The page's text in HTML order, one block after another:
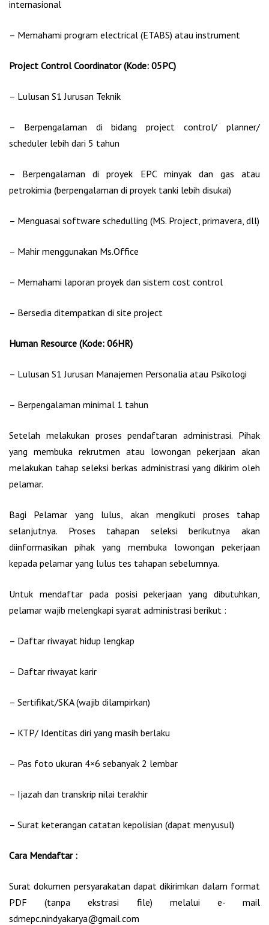
internasional
– Memahami program electrical (ETABS) atau instrument
Project Control Coordinator (Kode: 05PC)
– Lulusan S1 Jurusan Teknik
– Berpengalaman di bidang project control/ planner/
scheduler lebih dari 5 tahun
– Berpengalaman di proyek EPC minyak dan gas atau
petrokimia (berpengalaman di proyek tanki lebih disukai)
– Menguasai software schedulling (MS. Project, primavera, dll)
– Mahir menggunakan Ms.Office
– Memahami laporan proyek dan sistem cost control
– Bersedia ditempatkan di site project
Human Resource (Kode: 06HR)
– Lulusan S1 Jurusan Manajemen Personalia atau Psikologi
– Berpengalaman minimal 1 tahun
Setelah melakukan proses pendaftaran administrasi. Pihak
yang membuka rekrutmen atau lowongan pekerjaan akan
melakukan tahap seleksi berkas administrasi yang dikirim oleh
pelamar.
Bagi Pelamar yang lulus, akan mengikuti proses tahap
selanjutnya. Proses tahapan seleksi berikutnya akan
diinformasikan pihak yang membuka lowongan pekerjaan
kepada pelamar yang lulus tes tahapan sebelumnya.
Untuk mendaftar pada posisi pekerjaan yang dibutuhkan,
pelamar wajib melengkapi syarat administrasi berikut :
– Daftar riwayat hidup lengkap
– Daftar riwayat karir
– Sertifikat/SKA (wajib dilampirkan)
– KTP/ Identitas diri yang masih berlaku
– Pas foto ukuran 4×6 sebanyak 2 lembar
– Ijazah dan transkrip nilai terakhir
– Surat keterangan catatan kepolisian (dapat menyusul)
Cara Mendaftar :
Surat dokumen persyarakatan dapat dikirimkan dalam format
PDF (tanpa ekstrasi file) melalui e- mail
sdmepc.nindyakarya@gmail.com